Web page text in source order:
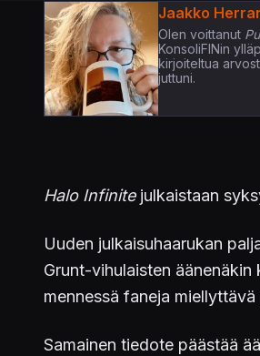
Jaakko
Olen voittanut
KonsoliFINin
kirjoiteltua
juttuni.
Halo Infinitejulkaistaan
Uuden julkaisuhaarukan
Grunt-vihulaisten
mennessä faneja
Samainen tiedote päästää